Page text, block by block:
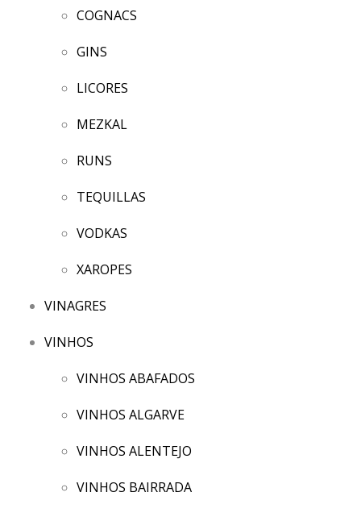
COGNACS
GINS
LICORES
MEZKAL
RUNS
TEQUILLAS
VODKAS
XAROPES
VINAGRES
VINHOS
VINHOS ABAFADOS
VINHOS ALGARVE
VINHOS ALENTEJO
VINHOS BAIRRADA